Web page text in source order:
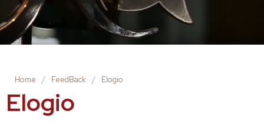
Home / FeedBack / Elogio
Elogio